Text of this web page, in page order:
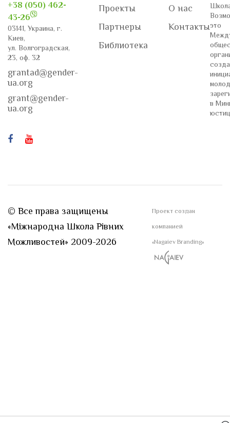
+38 (050) 462-
43-26
03141, Украина, г.
Киев,
ул. Волгоградская,
23, оф. 32
grantad@gender-
ua.org
grant@gender-
ua.org
Проекты
Партнеры
Библиотека
О нас
Контактыэто
в
© Все права защищены
«Міжнародна Школа Рівних
Можливостей» 2009-2026
Проект создан
компанией
«Nagaiev Branding»